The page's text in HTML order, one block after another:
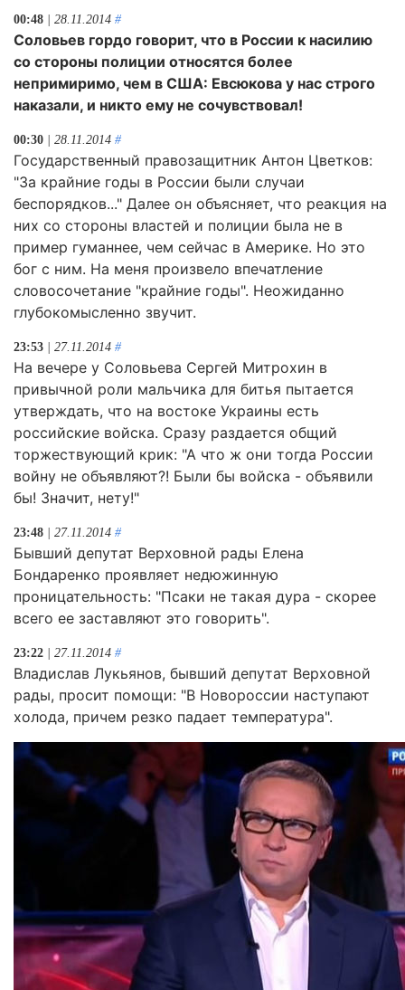
00:48 | 28.11.2014 #
Соловьев гордо говорит, что в России к насилию
со стороны полиции относятся более
непримиримо, чем в США: Евсюкова у нас строго
наказали, и никто ему не сочувствовал!
00:30 | 28.11.2014 #
Государственный правозащитник Антон Цветков:
"За крайние годы в России были случаи
беспорядков..." Далее он объясняет, что реакция на
них со стороны властей и полиции была не в
пример гуманнее, чем сейчас в Америке. Но это
бог с ним. На меня произвело впечатление
словосочетание "крайние годы". Неожиданно
глубокомысленно звучит.
23:53 | 27.11.2014 #
На вечере у Соловьева Сергей Митрохин в
привычной роли мальчика для битья пытается
утверждать, что на востоке Украины есть
российские войска. Сразу раздается общий
торжествующий крик: "А что ж они тогда России
войну не объявляют?! Были бы войска - объявили
бы! Значит, нету!"
23:48 | 27.11.2014 #
Бывший депутат Верховной рады Елена
Бондаренко проявляет недюжинную
проницательность: "Псаки не такая дура - скорее
всего ее заставляют это говорить".
23:22 | 27.11.2014 #
Владислав Лукьянов, бывший депутат Верховной
рады, просит помощи: "В Новороссии наступают
холода, причем резко падает температура".